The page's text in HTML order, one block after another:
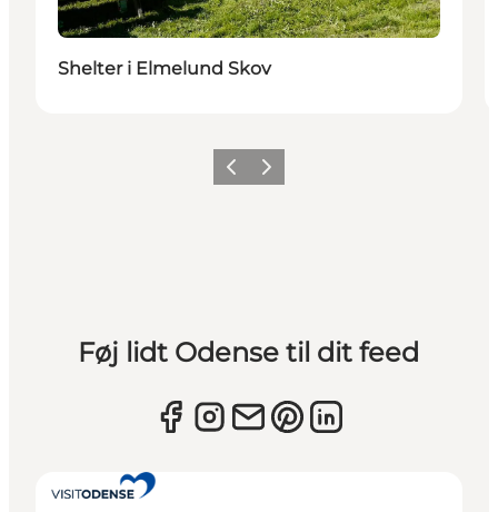
Shelter i Elmelund Skov
ForrigeNæste
Føj lidt Odense til dit feed